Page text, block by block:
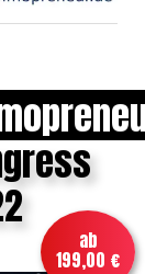
ab
199,00 €